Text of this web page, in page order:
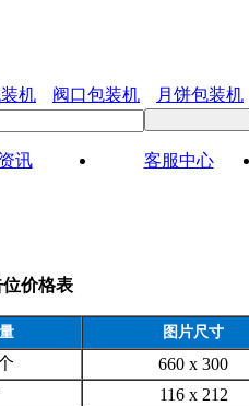
机 阀口包装机 月饼包装机
资讯 客服中心
位价格表
图片尺寸
660 x 300
116 x 212